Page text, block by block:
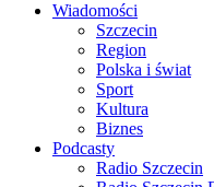
Wiadomości
Szczecin
Region
Polska i świat
Sport
Kultura
Biznes
Podcasty
Radio Szczecin